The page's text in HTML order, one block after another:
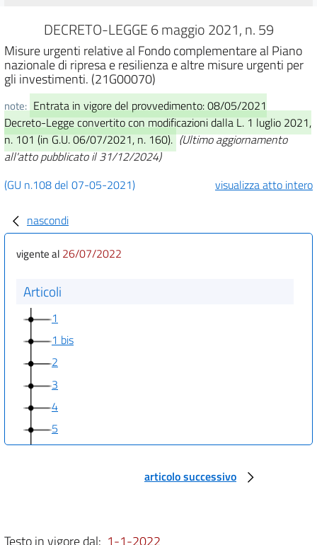
DECRETO-LEGGE 6 maggio 2021, n. 59
Misure urgenti relative al Fondo complementare al Piano
nazionale di ripresa e resilienza e altre misure urgenti per
gli investimenti. (21G00070)
note: Entrata in vigore del provvedimento: 08/05/2021
Decreto-Legge convertito con modificazioni dalla L. 1 luglio 2021,
n. 101 (in G.U. 06/07/2021, n. 160). (Ultimo aggiornamento
all'atto pubblicato il 31/12/2024)
(GU n.108 del 07-05-2021)
visualizza atto intero
nascondi
vigente al 26/07/2022
Articoli
1
1 bis
2
3
4
5
6
articolo successivo
Testo in vigore dal: 1-1-2022